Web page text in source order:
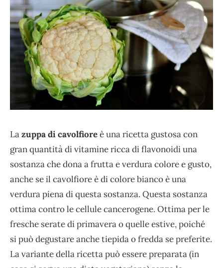
Lazuppa di cavolfioreè una ricetta gustosa con
gran quantità di vitamine ricca di flavonoidi una
sostanza che dona a frutta e verdura colore e gusto,
anche se il cavolfiore è di colore bianco è una
verdura piena di questa sostanza. Questa sostanza
ottima contro le cellule cancerogene. Ottima per le
fresche serate di primavera o quelle estive, poiché
si può degustare anche tiepida o fredda se preferite.
La variante della ricetta può essere preparata (in